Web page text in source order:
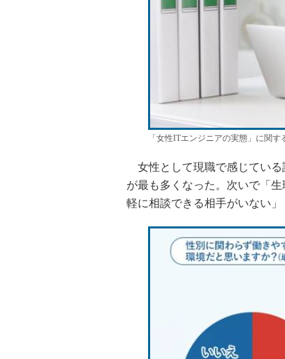
「女性ITエンジニアの実態」に関す
女性として現職で感じている
が最も多くなった。次いで「
軽に相談できる相手がいない」